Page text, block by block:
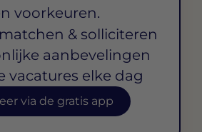
voorkeuren.
& solliciteren
aanbevelingen
vacatures elke dag
via de gratis app